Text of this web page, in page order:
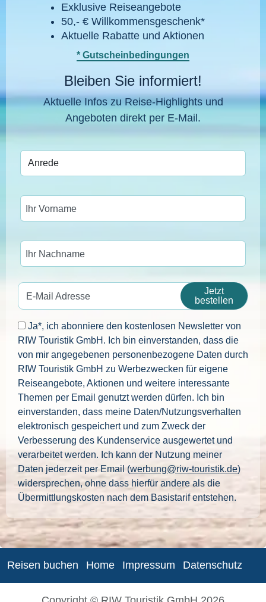
Bleiben Sie informiert!
Aktuelle Infos zu Reise-Highlights und
Angeboten direkt per E-Mail.
Ihr Vorname
Ihr Nachname
E-Mail Adresse
Jetzt
bestellen
Ja*, ich abonniere den kostenlosen Newsletter von
RIW Touristik GmbH. Ich bin einverstanden, dass die
von mir angegebenen personenbezogene Daten durch
RIW Touristik GmbH zu Werbezwecken für eigene
Reiseangebote, Aktionen und weitere interessante
Themen per Email genutzt werden dürfen. Ich bin
einverstanden, dass meine Daten/Nutzungsverhalten
elektronisch gespeichert und zum Zweck der
Verbesserung des Kundenservice ausgewertet und
verarbeitet werden. Ich kann der Nutzung meiner
Daten jederzeit per Email (werbung@riw-touristik.de)
widersprechen, ohne dass hierfür andere als die
Übermittlungskosten nach dem Basistarif entstehen.
Exklusive Reiseangebote
50,- € Willkommensgeschenk*
Aktuelle Rabatte und Aktionen
* Gutscheinbedingungen
Reisen buchen Home Impressum Datenschutz